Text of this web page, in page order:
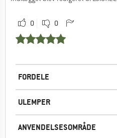
0 0
FORDELE
ULEMPER
ANVENDELSESOMRÅDE